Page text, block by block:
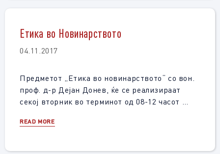
Етика во Новинарството
04.11.2017
Предметот „Етика во новинарството“ со вон.
проф. д-р Дејан Донев, ќе се реализираат
секој вторник во терминот од 08-12 часот …
READ MORE